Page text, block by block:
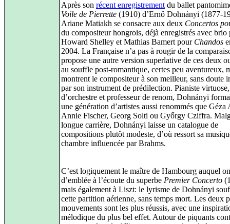
Après son récent enregistrement du ballet
Voile de Pierrette (1910) d’Ernő Dohnányi (1877-
Ariane Matiakh se consacre aux deux Concertos
du compositeur hongrois, déjà enregistrés avec brio
Howard Shelley et Mathias Bamert pour Chandos
2004. La Française n’a pas à rougir de la
propose une autre version superlative de ces deux
au souffle post-romantique, certes peu aventureux,
montrent le compositeur à son meilleur, sans doute
par son instrument de prédilection. Pianiste
d’orchestre et professeur de renom, Dohnányi
une génération d’artistes aussi renommés que Géza
Annie Fischer, Georg Solti ou Győrgy Cziffra.
longue carrière, Dohnányi laisse un catalogue de
compositions plutôt modeste, d’où ressort sa
chambre influencée par Brahms.
C’est logiquement le maître de Hambourg auquel
d’emblée à l’écoute du superbe Premier Concerto
mais également à Liszt: le lyrisme de Dohnányi
cette partition aérienne, sans temps mort. Les deux
mouvements sont les plus réussis, avec une
mélodique du plus bel effet. Autour de piquants